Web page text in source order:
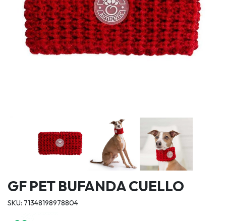
GF PET BUFANDA CUELLO
SKU: 71348198978804